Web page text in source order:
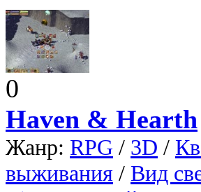
0
Haven & Hearth
Жанр: RPG / 3D /
выживания / Вид